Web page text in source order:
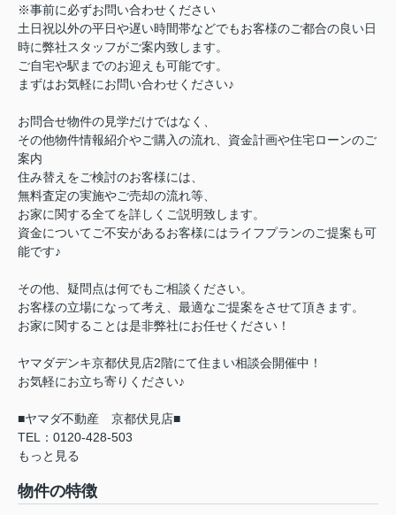
※事前に必ずお問い合わせください
土日祝以外の平日や遅い時間帯などでもお客様のご都合の良い日
時に弊社スタッフがご案内致します。
ご自宅や駅までのお迎えも可能です。
まずはお気軽にお問い合わせください♪
お問合せ物件の見学だけではなく、
その他物件情報紹介やご購入の流れ、資金計画や住宅ローンのご
案内
住み替えをご検討のお客様には、
無料査定の実施やご売却の流れ等、
お家に関する全てを詳しくご説明致します。
資金についてご不安があるお客様にはライフプランのご提案も可
能です♪
その他、疑問点は何でもご相談ください。
お客様の立場になって考え、最適なご提案をさせて頂きます。
お家に関することは是非弊社にお任せください！
ヤマダデンキ京都伏見店2階にて住まい相談会開催中！
お気軽にお立ち寄りください♪
■ヤマダ不動産 京都伏見店■
TEL：0120-428-503
もっと見る
物件の特徴